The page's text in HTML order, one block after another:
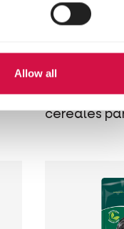
Allow allGerbil
Mezcla
cereales